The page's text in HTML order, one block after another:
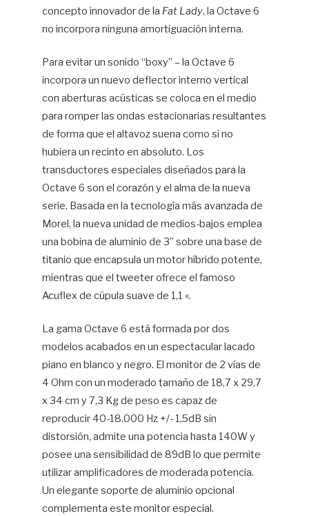
concepto innovador de la Fat Lady, la Octave 6
no incorpora ninguna amortiguación interna.
Para evitar un sonido “boxy” – la Octave 6
incorpora un nuevo deflector interno vertical
con aberturas acústicas se coloca en el medio
para romper las ondas estacionarias resultantes
de forma que el altavoz suena como si no
hubiera un recinto en absoluto. Los
transductores especiales diseñados para la
Octave 6 son el corazón y el alma de la nueva
serie. Basada en la tecnología más avanzada de
Morel, la nueva unidad de medios-bajos emplea
una bobina de aluminio de 3” sobre una base de
titanio que encapsula un motor híbrido potente,
mientras que el tweeter ofrece el famoso
Acuflex de cúpula suave de 1,1 «.
La gama Octave 6 está formada por dos
modelos acabados en un espectacular lacado
piano en blanco y negro. El monitor de 2 vías de
4 Ohm con un moderado tamaño de 18,7 x 29,7
x 34 cm y 7,3 Kg de peso es capaz de
reproducir 40-18.000 Hz +/- 1,5dB sin
distorsión, admite una potencia hasta 140W y
posee una sensibilidad de 89dB lo que permite
utilizar amplificadores de moderada potencia.
Un elegante soporte de aluminio opcional
complementa este monitor especial.